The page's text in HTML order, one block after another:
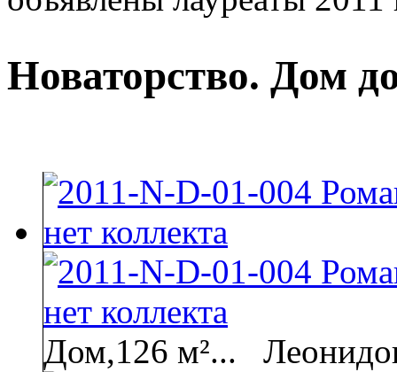
Новаторство. Дом
Дом,126 м²...